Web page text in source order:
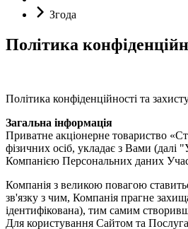
Згода
Політика
Політика конфіденційності та
Загальна інформація
Приватне акціонерне товариство
фізичних осіб, укладає з Вами (далі
Компанією Персональних даних
Компанія з великою повагою
зв'язку з чим, Компанія прагне
ідентифікована), тим самим
Для користування Сайтом та